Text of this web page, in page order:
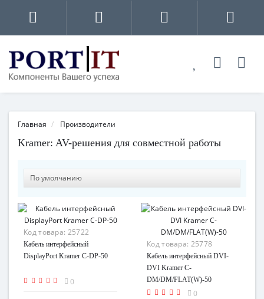
Главная Производители
Kramer: AV-решения для совместной работы
Код товара: 25722
Кабель интерфейсный
DisplayPort Kramer C-DP-50
0
Код товара: 25778
Кабель интерфейсный DVI-
DVI Kramer C-
DM/DM/FLAT(W)-50
0